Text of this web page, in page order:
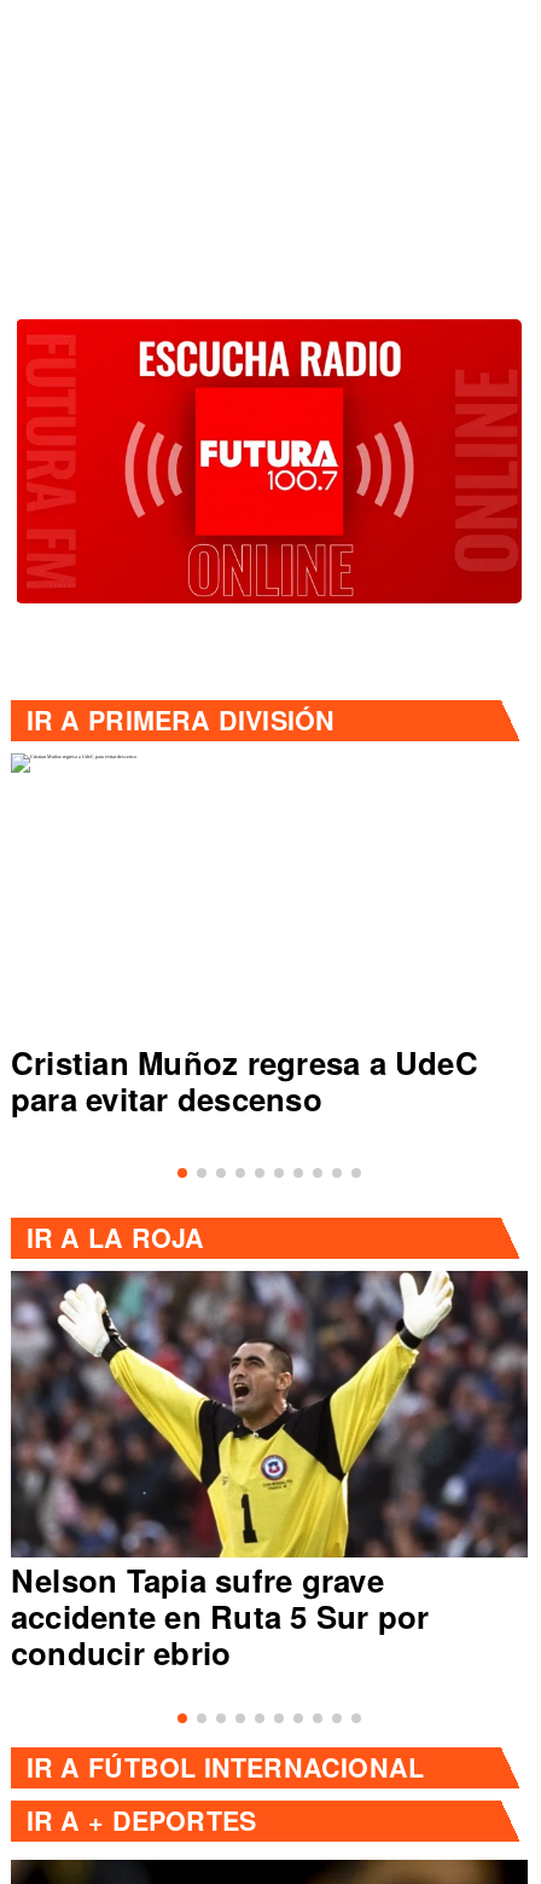
IR A PRIMERA DIVISIÓN
Cristian Muñoz regresa a UdeC
para evitar descenso
IR A LA ROJA
Nelson Tapia sufre grave
accidente en Ruta 5 Sur por
conducir ebrio
IR A FÚTBOL INTERNACIONAL
IR A + DEPORTES